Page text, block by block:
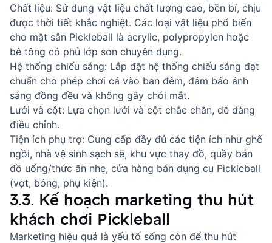
Chất liệu: Sử dụng vật liệu chất lượng cao, bền bỉ, chịu
được thời tiết khắc nghiệt. Các loại vật liệu phổ biến
cho mặt sân Pickleball là acrylic, polypropylen hoặc
bê tông có phủ lớp sơn chuyên dụng.
Hệ thống chiếu sáng: Lắp đặt hệ thống chiếu sáng đạt
chuẩn cho phép chơi cả vào ban đêm, đảm bảo ánh
sáng đồng đều và không gây chói mắt.
Lưới và cột: Lựa chọn lưới và cột chắc chắn, dễ dàng
điều chỉnh.
Tiện ích phụ trợ: Cung cấp đầy đủ các tiện ích như ghế
ngồi, nhà vệ sinh sạch sẽ, khu vực thay đồ, quầy bán
đồ uống/thức ăn nhẹ, cửa hàng bán dụng cụ Pickleball
(vợt, bóng, phụ kiện).
3.3. Kế hoạch marketing thu hút
khách chơi Pickleball
Marketing hiệu quả là yếu tố sống còn để thu hút